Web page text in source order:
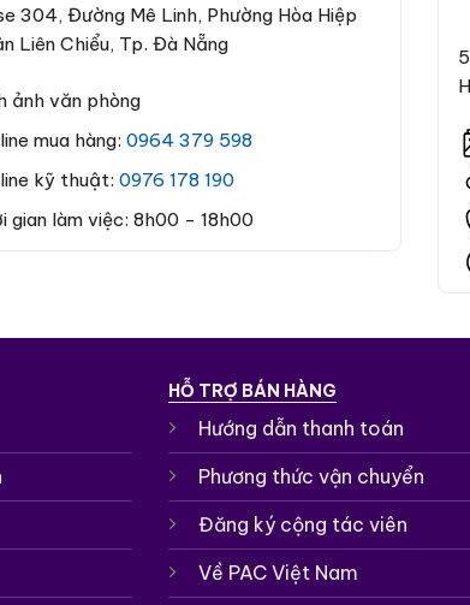
304, Đường Mê Linh, Phường Hòa Hiệp
Liên Chiểu, Tp. Đà Nẵng
ảnh văn phòng
mua hàng: 0964 379 598
kỹ thuật: 0976 178 190
gian làm việc: 8h00 - 18h00
HỖ TRỢ BÁN HÀNG
Hướng dẫn thanh toán
Phương thức vận chuyển
Đăng ký cộng tác viên
Về PAC Việt Nam